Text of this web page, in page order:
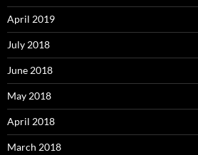
April 2019
July 2018
June 2018
May 2018
April 2018
March 2018